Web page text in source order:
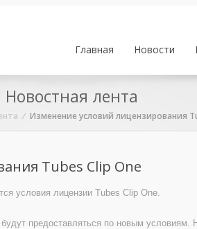
Главная Новости
Новостная лента
/ Изменение условий лицензирования
Tubes Clip One
условия лицензии Tubes Clip One.
предоставляться по новым